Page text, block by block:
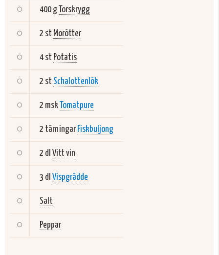
400 g Torskrygg
2 st Morötter
4 st Potatis
2 st Schalottenlök
2 msk Tomatpure
2 tärningar Fiskbuljong
2 dl Vitt vin
3 dl Vispgrädde
Salt
Peppar